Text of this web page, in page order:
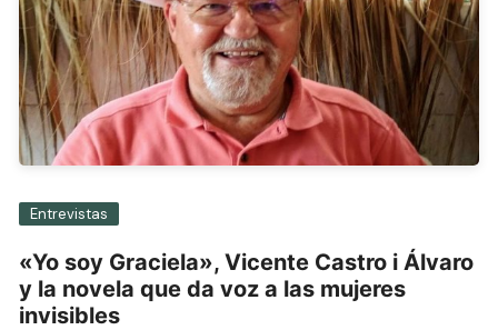
Entrevistas
«Yo soy Graciela», Vicente Castro i Álvaro
y la novela que da voz a las mujeres
invisibles